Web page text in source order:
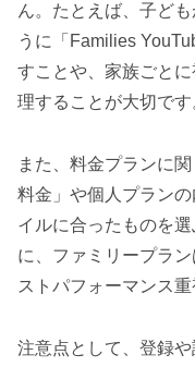
ん。たとえば、子ど
うに「Families
すことや、家族ごと
理することが大切です
また、料金プランに
料金」や個人プラン
イルに合ったものを
に、ファミリープラ
ストパフォーマンス
注意点として、登録